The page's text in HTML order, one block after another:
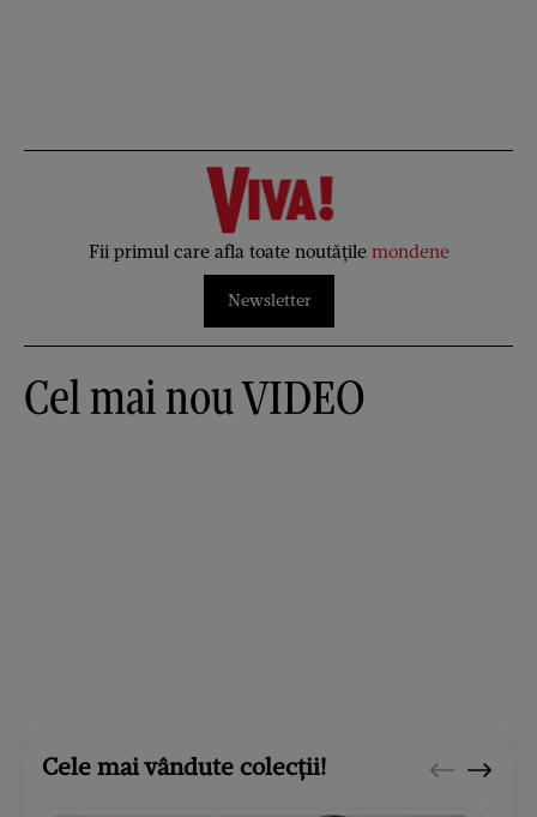
Fii primul care afla toate noutățile mondene
Newsletter
Cel mai nou VIDEO
Cele mai vândute colecții!